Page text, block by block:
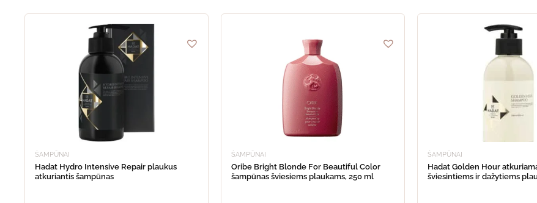
ŠAMPŪNAI
Hadat Hydro Intensive Repair plaukus
atkuriantis šampūnas
This
ŠAMPŪNAI
Oribe Bright Blonde For Beautiful Color
šampūnas šviesiems plaukams, 250 ml
ŠAMPŪNAI
Hadat Golden Hour
šviesintiems ir dažytiems